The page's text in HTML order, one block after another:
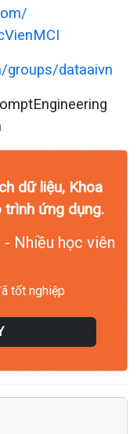
groups/dataaivn
dữ liệu, Khoa
trình ứng dụng.
Nhiều học viên
tốt nghiệp